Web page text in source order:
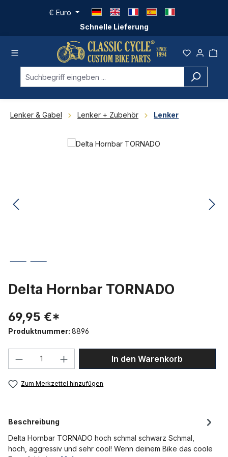
Zum Hauptinhalt springen
Schnelle Lieferung
€ Euro
Lenker & Gabel Lenker + Zubehör Lenker
Bildergalerie überspringen
Delta Hornbar TORNADO
69,95 €*
Produktnummer: 8896
Produkt Anzahl: Gib den gewünschten
In den Warenkorb
Zum Merkzettel hinzufügen
Beschreibung
Delta Hornbar TORNADO hoch schmal schwarz Schmal,
hoch, aggressiv und sehr cool! Wenn deinem Bike das coole